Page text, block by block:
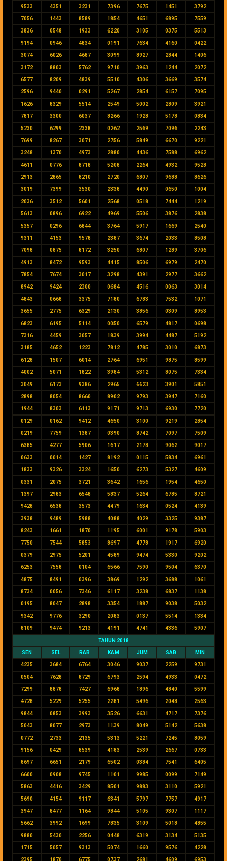
9533 4351 3231 7396 7675 1451 3792
7056 1443 8589 1854 4651 6895 7559
3836 0548 1933 6220 3105 0375 5513
9194 0946 4834 0191 7634 4160 0422
3074 6026 4687 3099 8927 2844 1406
3172 8803 5762 9710 3963 1244 2072
6577 8209 4839 5510 4306 3669 3574
2596 9440 0291 5267 2854 6157 7095
1626 8329 5514 2549 5002 2809 3921
7817 3300 6037 8266 1928 5178 0834
5230 6299 2338 0262 2569 7096 2243
7699 8267 3071 2756 5849 6670 9221
3248 1370 4973 2880 4436 7588 6962
4611 0776 8718 5208 2264 4932 9528
2913 2865 8210 2720 6807 9688 8626
3019 7399 3530 2338 4490 0650 1004
2036 3512 5601 2568 0518 7444 1219
5613 0896 6922 4969 5506 3876 2838
5357 0296 6844 3764 5917 1669 2540
9311 4153 9578 2387 3674 2033 8508
7098 0875 8172 3250 6807 1289 3706
4913 8472 9593 4415 8506 6979 2470
7854 7674 3017 3298 4391 2977 3662
8942 9424 2300 0684 4516 0063 3014
4843 0668 3375 7180 6783 7532 1071
3655 2775 6329 2130 3856 0309 8953
6823 6195 5114 0050 6579 4817 0698
7316 4459 3057 1839 3994 4487 5192
3185 4652 1223 7812 4785 3010 6873
6128 1507 6014 2764 6951 9875 8599
4002 5071 1822 3984 5312 8075 7334
3049 6173 9386 2965 6623 3901 5851
2898 8054 8660 8902 9793 3947 7160
1944 8303 6113 9171 9713 6930 7720
0129 0162 9412 4650 3100 9219 2854
0219 7759 1387 0390 8742 7097 7509
6385 4277 5906 1617 2178 9062 9017
0633 0014 1427 8192 0115 5834 6961
1833 9326 3324 1650 6273 5327 4609
0331 2075 3721 3642 1656 1954 4650
1397 2983 6548 5837 5264 6785 8721
9428 6538 3573 4479 1634 0524 4139
3938 9489 5988 4088 4029 3325 9387
8243 1661 1870 1195 6001 9178 5903
7750 7544 5853 8697 4778 1917 6920
0379 2975 5201 4589 9474 5330 9202
6253 7558 0104 6566 7590 9504 6370
4875 8491 0396 3869 1292 3688 1061
8734 0056 7346 6117 3238 6837 1138
0195 8047 2898 3354 1887 9038 5032
9342 9776 3290 2083 0137 5514 1334
8109 9474 9213 4191 4741 4336 5907
TAHUN 2018
SEN SEL RAB KAM JUM SAB MIN
4235 3684 6764 3046 9037 2259 9731
0504 7628 8729 6793 2594 4933 0472
7299 8878 7427 6968 1896 4840 5599
4728 5229 5255 2281 5496 2048 2563
9844 0853 3993 3526 6631 4717 7376
5043 8077 2973 1139 8049 5142 5638
0772 2733 2135 5313 5221 7245 8059
9156 0429 8539 4183 2539 2667 0733
8697 6651 2179 6502 0384 7541 6405
6600 0908 9745 1101 9985 0099 7149
5863 4416 3429 8501 9883 3110 5921
5690 4154 9117 6341 5797 7757 4917
3947 8477 1164 9844 5105 9307 1117
5662 3992 1699 7835 3109 5018 4855
9880 5430 2256 0448 6319 3134 5135
1715 5057 9313 5074 1660 9576 4228